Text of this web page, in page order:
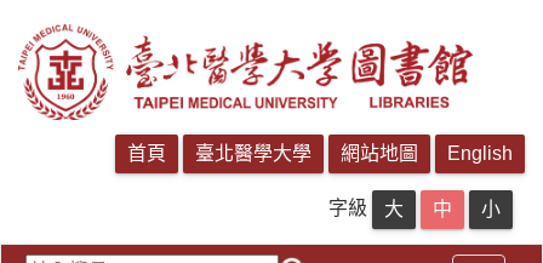
字級